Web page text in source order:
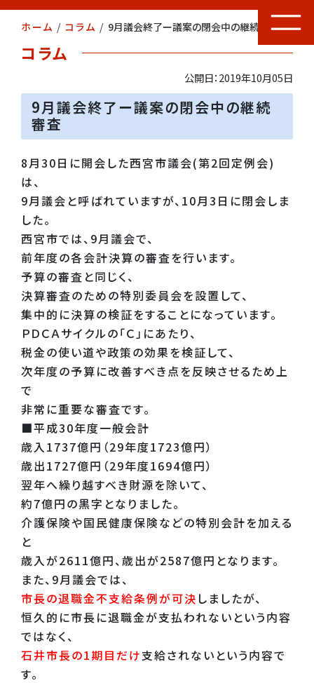
ホーム / コラム / 9月議会終了ー議案の閉会中の継続審査
コラム
公開日：2019年10月05日
9月議会終了ー議案の閉会中の継続
審査
8月30日に開会した西宮市議会(第2回定例会)
は、
9月議会と呼ばれていますが、10月3日に閉会しま
した。
西宮市では、9月議会で、
前年度の各会計決算の審査を行います。
予算の審査と同じく、
決算審査のための特別委員会を設置して、
集中的に決算の検証をすることになっています。
ＰＤＣＡサイクルの「Ｃ」にあたり、
税金の使い道や政策の効果を検証して、
次年度の予算に改善すべき点を反映させるため上
で
非常に重要な審査です。
■平成30年度一般会計
歳入1737億円（29年度1723億円）
歳出1727億円（29年度1694億円）
翌年へ繰り越すべき財源を除いて、
約7億円の黒字となりました。
介護保険や国民健康保険などの特別会計を加える
と
歳入が2611億円、歳出が2587億円となります。
また、9月議会では、
市長の退職金不支給条例が可決 しましたが、
恒久的に市長に退職金が支払われないという内容
ではなく、
石井市長の1期目だけ支給されないという内容で
す。